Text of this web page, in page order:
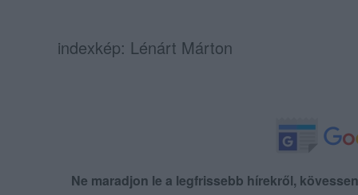
indexkép: Lénárt Márton
Ne maradjon le a legfrissebb hírekről,